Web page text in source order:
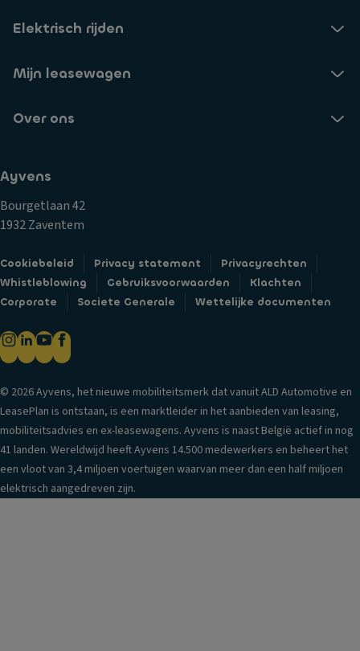
Elektrisch rijden
Mijn leasewagen
Over ons
Ayvens
Bourgetlaan 42
1932 Zaventem
Cookiebeleid Privacy statement
Privacyrechten
Whistleblowing
Gebruiksvoorwaarden
Klachten
Corporate
Societe Generale Wettelijke documenten
© 2026 Ayvens, het nieuwe mobiliteitsmerk dat vanuit ALD Automotive en
LeasePlan is ontstaan, is een marktleider in het aanbieden van leasing,
mobiliteitsadvies en ex-leasewagens. Ayvens is naast België actief in nog
41 landen. Wereldwijd heeft Ayvens 14.500 medewerkers en beheert het
een vloot van 3,4 miljoen voertuigen waarvan meer dan een half miljoen
elektrisch aangedreven zijn.